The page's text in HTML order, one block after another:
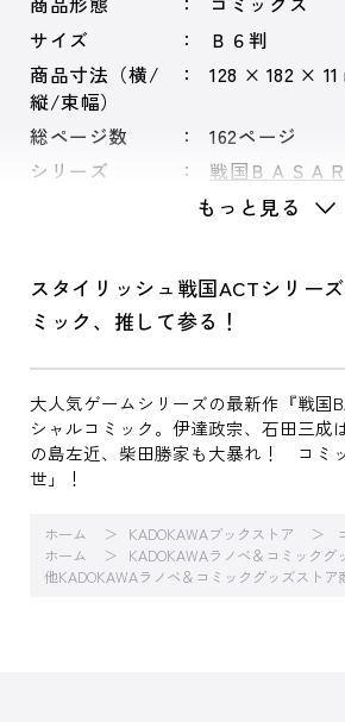
サイズ
Ｂ６判
商品寸法（横/
縦/束幅）
128 × 182 × 11
総ページ数
162ページ
シリーズ
戦国ＢＡＳＡ
もっと見る
スタイリッシュ戦国ACTシリー
ミック、推して参る！
大人気ゲームシリーズの最新作『戦国
シャルコミック。伊達政宗、石田三成
の島左近、柴田勝家も大暴れ！ コミ
世」！
ホーム KADOKAWAブックストア
ホーム
KADOKAWAラノベ＆コミックグ
他KADOKAWAラノベ＆コミックグッズストア